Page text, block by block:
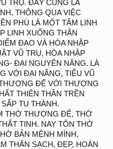
TRỤ. ĐÂY CŨNG LÀ
THÔNG QUA VIỆC
PHÙ LÀ MỘT TẤM LINH
LINH XUỐNG THÂN
ĐẠO VÀ HÒA NHẬP
VŨ TRỤ, HÒA NHẬP
ĐẠI NGUYÊN NĂNG. LÀ
VỚI ĐẠI NĂNG, TIỂU VŨ
ĐẾ VỚI THƯỢNG
THIÊN THẦN TRỀN
TU THÀNH.
THỜ THƯỢNG ĐẾ, THỜ
TINH. NAY TÔN THỜ
BẢN MỆNH MÌNH,
THÂN SẠCH, ĐẸP, HOÀN